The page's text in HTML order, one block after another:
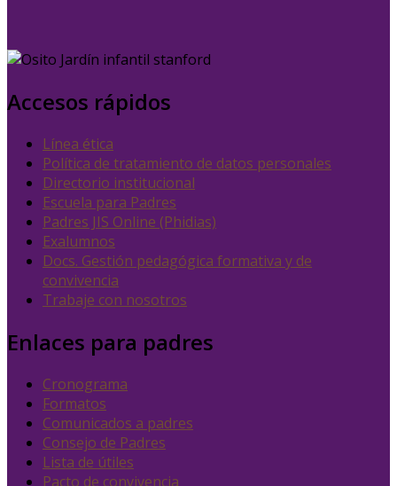
Accesos rápidos
Línea ética
Política de tratamiento de datos personales
Directorio institucional
Escuela para Padres
Padres JIS Online (Phidias)
Exalumnos
Docs. Gestión pedagógica formativa y de
convivencia
Trabaje con nosotros
Enlaces para padres
Cronograma
Formatos
Comunicados a padres
Consejo de Padres
Lista de útiles
Pacto de convivencia